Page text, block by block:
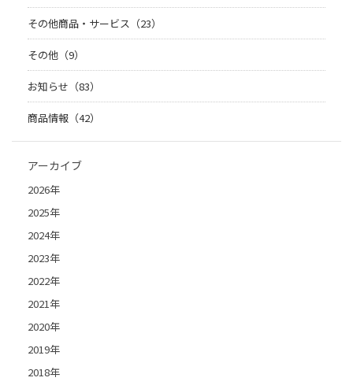
その他商品・サービス（23）
その他（9）
お知らせ（83）
商品情報（42）
アーカイブ
2026年
2025年
2024年
2023年
2022年
2021年
2020年
2019年
2018年